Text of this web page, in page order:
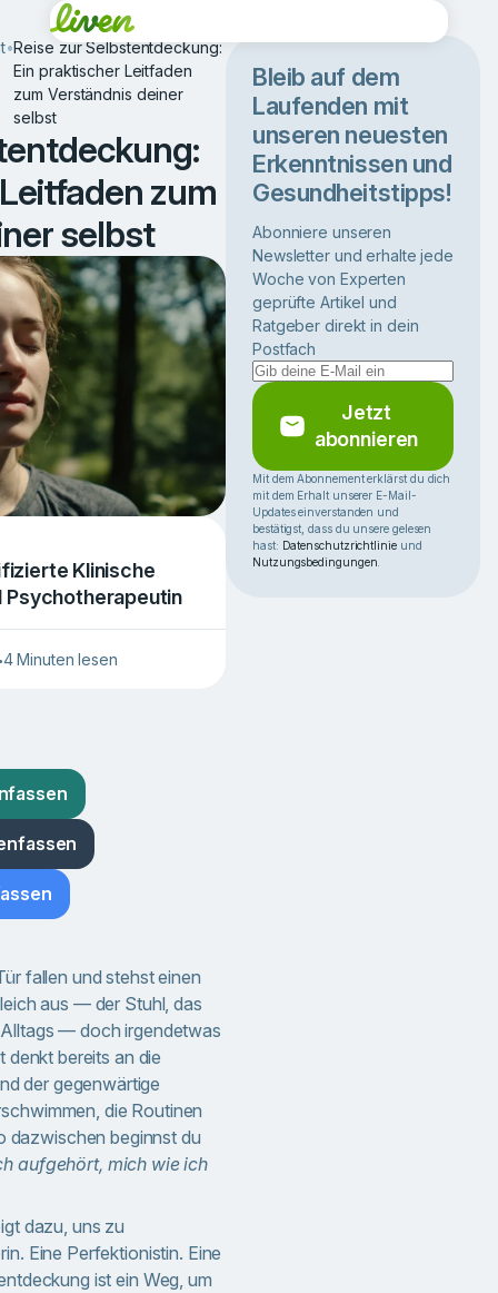
Bleib auf dem
Laufenden mit
unseren neuesten
Erkenntnissen und
Gesundheitstipps!
Abonniere unseren
Newsletter und erhalte jede
Woche von Experten
geprüfte Artikel und
Ratgeber direkt in dein
Postfach
Jetzt
abonnieren
Mit dem Abonnement erklärst du dich
mit dem Erhalt unserer E-Mail-
Updates einverstanden und
bestätigst, dass du unsere gelesen
hast: Datenschutzrichtlinieund
Nutzungsbedingungen
•Reise zur Selbstentdeckung:
Ein praktischer Leitfaden
zum Verständnis deiner
selbst
zum
selbst
Klinische
Psychotherapeutin
4 Minuten lesen
fallen und stehst einen
aus — der Stuhl, das
— doch irgendetwas
denkt bereits an die
der gegenwärtige
die Routinen
dazwischen beginnst du
aufgehört, mich wie ich
dazu, uns zu
Eine Perfektionistin. Eine
ist ein Weg, um